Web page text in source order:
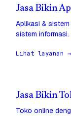
Jasa Bikin
Aplikasi &
sistem informasi.
Lihat layanan →
Jasa Bikin
Toko online